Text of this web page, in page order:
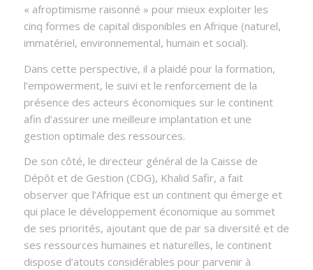
« afroptimisme raisonné » pour mieux exploiter les
cinq formes de capital disponibles en Afrique (naturel,
immatériel, environnemental, humain et social).
Dans cette perspective, il a plaidé pour la formation,
l’empowerment, le suivi et le renforcement de la
présence des acteurs économiques sur le continent
afin d’assurer une meilleure implantation et une
gestion optimale des ressources.
De son côté, le directeur général de la Caisse de
Dépôt et de Gestion (CDG), Khalid Safir, a fait
observer que l’Afrique est un continent qui émerge et
qui place le développement économique au sommet
de ses priorités, ajoutant que de par sa diversité et de
ses ressources humaines et naturelles, le continent
dispose d’atouts considérables pour parvenir à